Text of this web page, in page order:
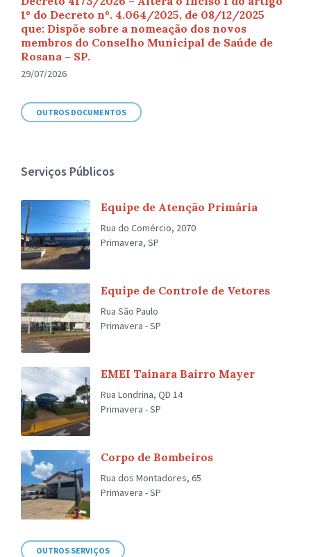
1º do Decreto nº. 4.064/2025, de 08/12/2025
que: Dispõe sobre a nomeação dos novos
membros do Conselho Municipal de Saúde de
Rosana – SP.
29/07/2026
OUTROS DOCUMENTOS
Serviços Públicos
Equipe de Atenção Primária
Rua do Comércio, 2070
Primavera, SP
Equipe de Controle de Vetores
Rua São Paulo
Primavera - SP
EMEI Tainara Bairro Mayer
Rua Londrina, QD 14
Primavera - SP
Corpo de Bombeiros
Rua dos Montadores, 65
Primavera - SP
OUTROS SERVIÇOS